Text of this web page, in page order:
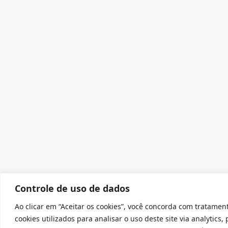
Controle de uso de dados
Ao clicar em “Aceitar os cookies”, você concorda com
cookies utilizados para analisar o uso deste site via analytics,